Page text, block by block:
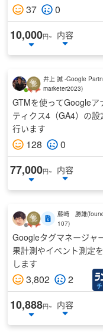
37 0
10,000円~
内容
井上 誠 -Google
marketer2023)
GTMを使ってGoogleア
ティクス4（GA4）の設
行います
128 0
77,000円~
内容
藤崎 勝雄(
107)
Googleタグマネージャ
果計測やイベント測定
します
3,802 2
10,888円~
内容